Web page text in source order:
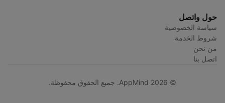
حول واتصل
سياسة الخصوصية
شروط الخدمة
من نحن
اتصل بنا
© AppMind 2026. جميع الحقوق محفوظة.